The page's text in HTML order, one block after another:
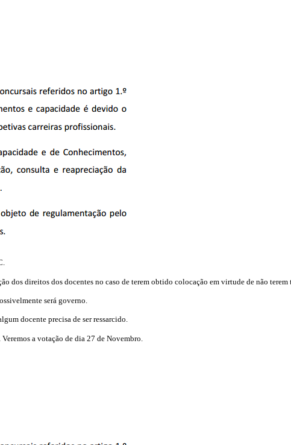
dos direitos dos docentes no caso de terem obtido colocação em virtude de não terem
será governo.
docente precisa de ser ressarcido.
a votação de dia 27 de Novembro.